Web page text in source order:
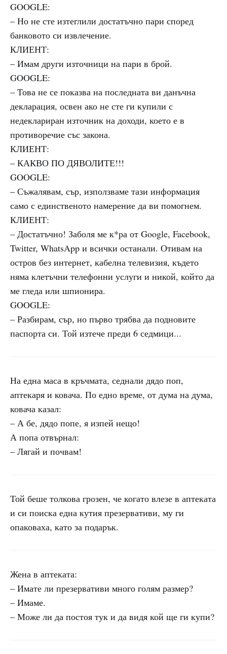
GOOGLE:
– Но не сте изтеглили достатъчно пари според
банковото си извлечение.
КЛИЕНТ:
– Имам други източници на пари в брой.
GOOGLE:
– Това не се показва на последната ви данъчна
декларация, освен ако не сте ги купили с
недеклариран източник на доходи, което е в
противоречие със закона.
КЛИЕНТ:
– КАКВО ПО ДЯВОЛИТЕ!!!
GOOGLE:
– Съжалявам, сър, използваме тази информация
само с единственото намерение да ви помогнем.
КЛИЕНТ:
– Достатъчно! Заболя ме к*ра от Google, Facebook,
Twitter, WhatsApp и всички останали. Отивам на
остров без интернет, кабелна телевизия, където
няма клетъчни телефонни услуги и никой, който да
ме гледа или шпионира.
GOOGLE:
– Разбирам, сър, но първо трябва да подновите
паспорта си. Той изтече преди 6 седмици...
На една маса в кръчмата, седнали дядо поп,
аптекаря и ковача. По едно време, от дума на дума,
ковача казал:
– А бе, дядо попе, я изпей нещо!
А попа отвърнал:
– Лягай и почвам!
Той беше толкова грозен, че когато влезе в аптеката
и си поиска една кутия презервативи, му ги
опаковаха, като за подарък.
Жена в аптеката:
– Имате ли презервативи много голям размер?
– Имаме.
– Може ли да постоя тук и да видя кой ще ги купи?